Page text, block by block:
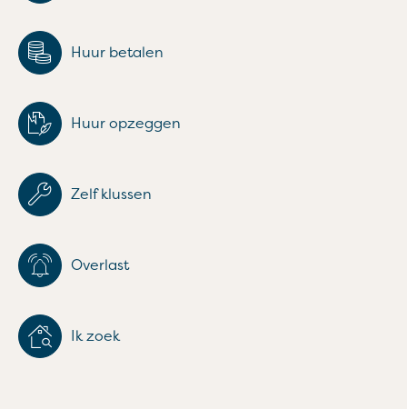
Huur betalen
 Huur opzeggen
Zelf klussen
Overlast
Ik zoek